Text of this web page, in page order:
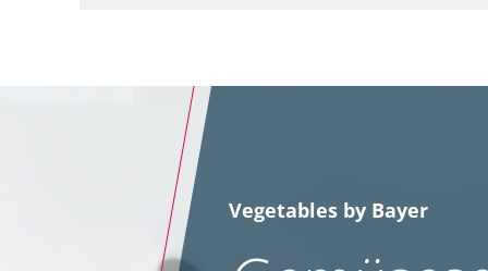
Vegetables by Bayer